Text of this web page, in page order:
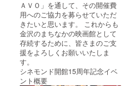
ＡＶＯ」を通して、その開催費
用へのご協力を募らせていただ
きたいと思います。 これからも
金沢のまちなかの映画館として
存続するために、皆さまのご支
援をよろしくお願いいたしま
す。
シネモンド開館15周年記念イベ
ント概要